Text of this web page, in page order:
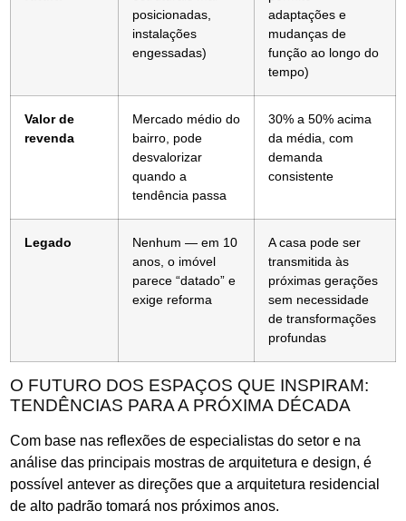
posicionadas,
instalações
engessadas)
adaptações e
mudanças de
função ao longo do
tempo)
Valor de
revenda
Mercado médio do
bairro, pode
desvalorizar
quando a
tendência passa
30% a 50% acima
da média, com
demanda
consistente
Legado
Nenhum — em 10
anos, o imóvel
parece “datado” e
exige reforma
A casa pode ser
transmitida às
próximas gerações
sem necessidade
de transformações
profundas
O FUTURO DOS ESPAÇOS QUE INSPIRAM:
TENDÊNCIAS PARA A PRÓXIMA DÉCADA
Com base nas reflexões de especialistas do setor e na
análise das principais mostras de arquitetura e design, é
possível antever as direções que a arquitetura residencial
de alto padrão tomará nos próximos anos.